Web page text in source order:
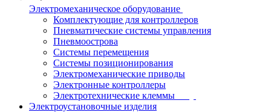
Электромеханическое оборудование
Комплектующие для контроллеров
Пневматические системы управления
Пневмоострова
Системы перемещения
Системы позиционирования
Электромеханические приводы
Электронные контроллеры
Электротехнические клеммы
Электроустановочные изделия